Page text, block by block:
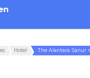
Hotel The Alantara Sanur